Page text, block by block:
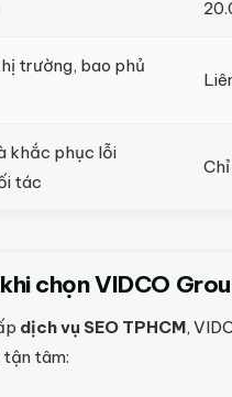
trường, bao phủ
khắc phục lỗi
tác
chọn VIDCO
dịch vụ SEO TPHCM,
tận tâm: